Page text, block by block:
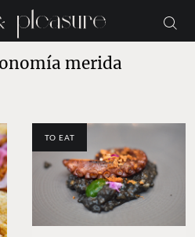
merida
TO EAT